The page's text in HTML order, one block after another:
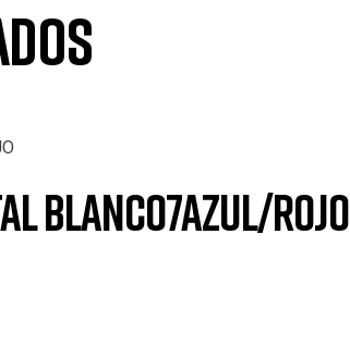
BLANCO7AZUL/ROJO